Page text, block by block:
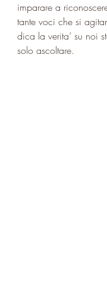
imparare a
tante voci che si
dica la verita’ su noi
solo ascoltare.